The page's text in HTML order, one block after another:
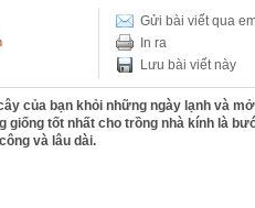
Gửi bài viết qua
In ra
Lưu bài viết này
của bạn khỏi những ngày lạnh và mở
giống tốt nhất cho trồng nhà kính là
và lâu dài.